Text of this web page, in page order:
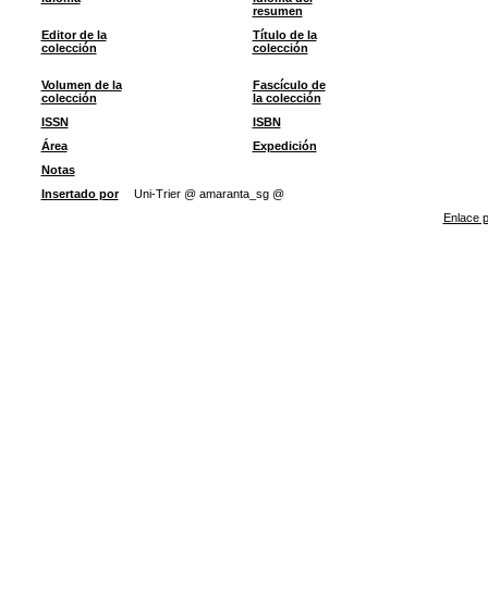
resumen
Editor de la
colección
Título de la
colección
Volumen de la
colección
Fascículo de
la colección
ISSN
ISBN
Área
Expedición
Notas
Insertado por
Uni-Trier @ amaranta_sg @
Enlace